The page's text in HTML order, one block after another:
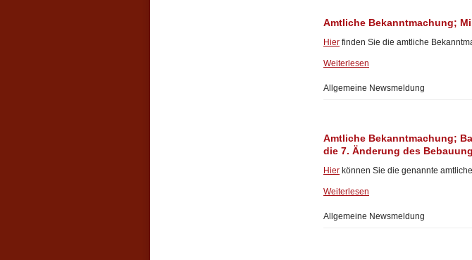
Amtliche Bekanntmachung;
Hier finden Sie die amtliche
Weiterlesen
Allgemeine Newsmeldung
Amtliche Bekanntmachung;
die 7. Änderung des
Hier können Sie die genannte
Weiterlesen
Allgemeine Newsmeldung